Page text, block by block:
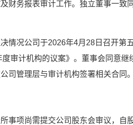
财务报表审计工作。独立董事一致
决情况公司于2026年4月28日召开第
审计机构的议案》。董事会同意
司管理层与审计机构签署相关合同
事项尚需提交公司股东会审议，自